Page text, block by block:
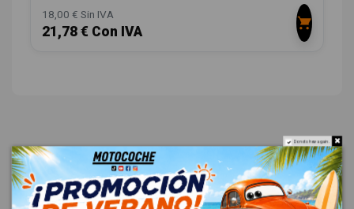
18,00 € Sin IVA
21,78 € Con IVA
Do not show again.